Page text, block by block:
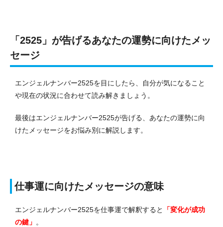
「2525」が告げるあなたの運勢に向けたメッ
セージ
エンジェルナンバー2525を目にしたら、自分が気になること
や現在の状況に合わせて読み解きましょう。
最後はエンジェルナンバー2525が告げる、あなたの運勢に向
けたメッセージをお悩み別に解説します。
仕事運に向けたメッセージの意味
エンジェルナンバー2525を仕事運で解釈すると
「変化が成功
の鍵」 。